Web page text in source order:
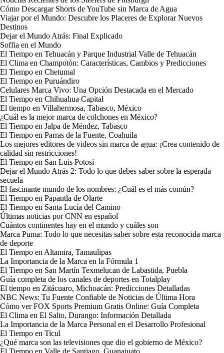
Cómo Descargar Shorts de YouTube sin Marca de Agua
Viajar por el Mundo: Descubre los Placeres de Explorar Nuevos
Destinos
Dejar el Mundo Atrás: Final Explicado
Soffia en el Mundo
El Tiempo en Tehuacán y Parque Industrial Valle de Tehuacán
El Clima en Champotón: Características, Cambios y Predicciones
El Tiempo en Chetumal
El Tiempo en Puruándiro
Celulares Marca Vivo: Una Opción Destacada en el Mercado
El Tiempo en Chihuahua Capital
El tiempo en Villahermosa, Tabasco, México
¿Cuál es la mejor marca de colchones en México?
El Tiempo en Jalpa de Méndez, Tabasco
El Tiempo en Parras de la Fuente, Coahuila
Los mejores editores de videos sin marca de agua: ¡Crea contenido de
calidad sin restricciones!
El Tiempo en San Luis Potosí
Dejar el Mundo Atrás 2: Todo lo que debes saber sobre la esperada
secuela
El fascinante mundo de los nombres: ¿Cuál es el más común?
El Tiempo en Papantla de Olarte
El Tiempo en Santa Lucía del Camino
Últimas noticias por CNN en español
Cuántos continentes hay en el mundo y cuáles son
Marca Puma: Todo lo que necesitas saber sobre esta reconocida marca
de deporte
El Tiempo en Altamira, Tamaulipas
La Importancia de la Marca en la Fórmula 1
El Tiempo en San Martín Texmelucan de Labastida, Puebla
Guía completa de los canales de deportes en Totalplay
El tiempo en Zitácuaro, Michoacán: Predicciones Detalladas
NBC News: Tu Fuente Confiable de Noticias de Última Hora
Cómo ver FOX Sports Premium Gratis Online: Guía Completa
El Clima en El Salto, Durango: Información Detallada
La Importancia de la Marca Personal en el Desarrollo Profesional
El Tiempo en Ticul
¿Qué marca son las televisiones que dio el gobierno de México?
El Tiempo en Valle de Santiago, Guanajuato